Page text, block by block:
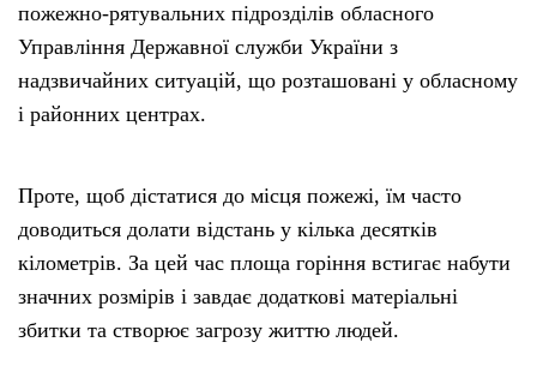
пожежно-рятувальних підрозділів обласного
Управління Державної служби України з
надзвичайних ситуацій, що розташовані у обласному
і районних центрах.
Проте, щоб дістатися до місця пожежі, їм часто
доводиться долати відстань у кілька десятків
кілометрів. За цей час площа горіння встигає набути
значних розмірів і завдає додаткові матеріальні
збитки та створює загрозу життю людей.